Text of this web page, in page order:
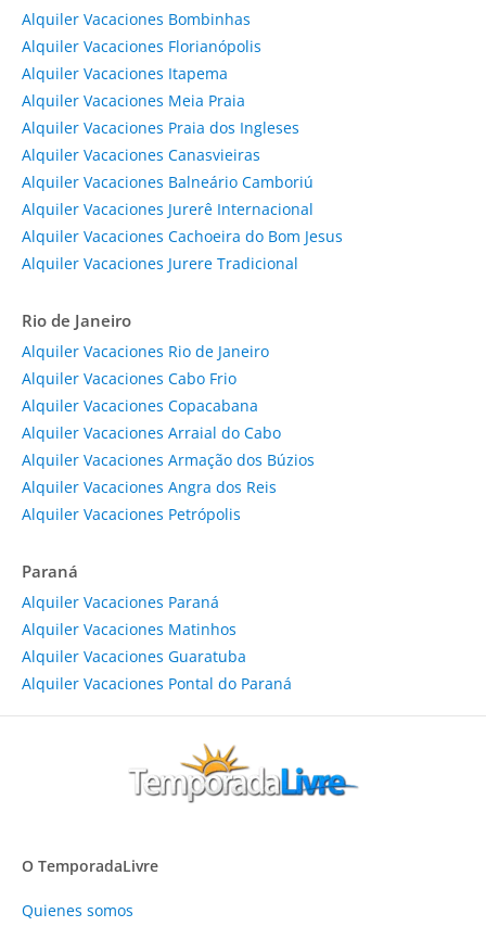
Alquiler Vacaciones Bombinhas
Alquiler Vacaciones Florianópolis
Alquiler Vacaciones Itapema
Alquiler Vacaciones Meia Praia
Alquiler Vacaciones Praia dos Ingleses
Alquiler Vacaciones Canasvieiras
Alquiler Vacaciones Balneário Camboriú
Alquiler Vacaciones Jurerê Internacional
Alquiler Vacaciones Cachoeira do Bom Jesus
Alquiler Vacaciones Jurere Tradicional
Rio de Janeiro
Alquiler Vacaciones Rio de Janeiro
Alquiler Vacaciones Cabo Frio
Alquiler Vacaciones Copacabana
Alquiler Vacaciones Arraial do Cabo
Alquiler Vacaciones Armação dos Búzios
Alquiler Vacaciones Angra dos Reis
Alquiler Vacaciones Petrópolis
Paraná
Alquiler Vacaciones Paraná
Alquiler Vacaciones Matinhos
Alquiler Vacaciones Guaratuba
Alquiler Vacaciones Pontal do Paraná
O TemporadaLivre
Quienes somos